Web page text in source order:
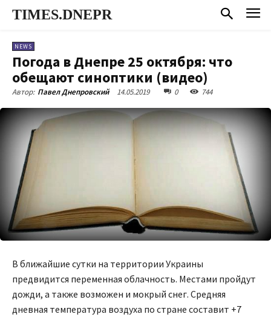
TIMES.DNEPR
NEWS
Погода в Днепре 25 октября: что
обещают синоптики (видео)
Автор: Павел Днепровский 14.05.2019 0 744
В ближайшие сутки на территории Украины
предвидится переменная облачность. Местами пройдут
дожди, а также возможен и мокрый снег. Средняя
дневная температура воздуха по стране составит +7